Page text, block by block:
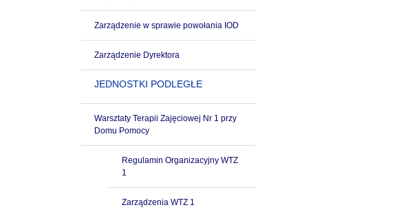
Zarządzenie w sprawie powołania IOD
Zarządzenie Dyrektora
JEDNOSTKI PODLEGŁE
Warsztaty Terapii Zajęciowej Nr 1 przy
Domu Pomocy
Regulamin Organizacyjny WTZ
1
Zarządzenia WTZ 1